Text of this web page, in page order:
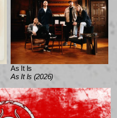
As It Is
As It Is (2026)